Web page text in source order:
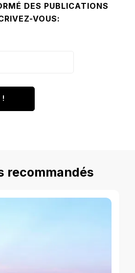
DES PUBLICATIONS
VOUS:
recommandés